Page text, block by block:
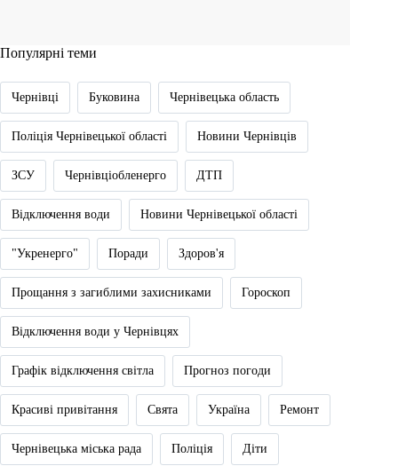
Популярні теми
Чернівці Буковина Чернівецька область
Поліція Чернівецької області Новини Чернівців
ЗСУ Чернівціобленерго ДТП
Відключення води Новини Чернівецької області
"Укренерго" Поради Здоров'я
Прощання з загиблими захисниками Гороскоп
Відключення води у Чернівцях
Графік відключення світла Прогноз погоди
Красиві привітання Свята Україна Ремонт
Чернівецька міська рада Поліція Діти